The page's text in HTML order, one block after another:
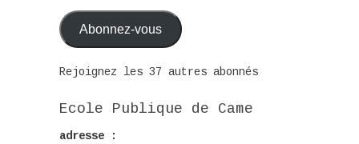
mail
Abonnez-vous
Rejoignez les 37 autres abonnés
Ecole Publique de Came
adresse :